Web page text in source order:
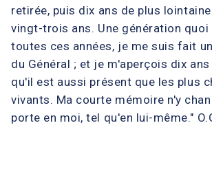
retirée, puis dix ans de plus
vingt-trois ans. Une génération quoi
toutes ces années, je me suis fait
du Général ; et je m'aperçois dix
qu'il est aussi présent que les plus
vivants. Ma courte mémoire n'y
porte en moi, tel qu'en lui-même."